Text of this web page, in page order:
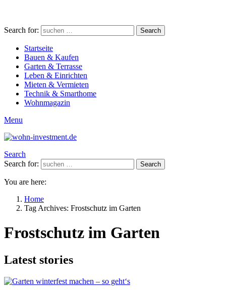
Search for: Search
Startseite
Bauen & Kaufen
Garten & Terrasse
Leben & Einrichten
Mieten & Vermieten
Technik & Smarthome
Wohnmagazin
Menu
Search
Search for:
Search
You are here:
Home
Tag Archives: Frostschutz im Garten
Frostschutz im Garten
Latest stories